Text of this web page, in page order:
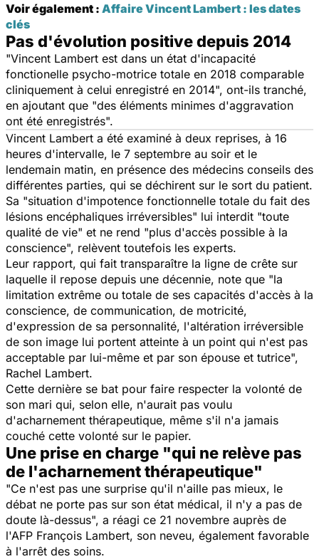
Voir également : Affaire Vincent Lambert : les dates
clés
Pas d'évolution positive depuis 2014
"Vincent Lambert est dans un état d'incapacité
fonctionelle psycho-motrice totale en 2018 comparable
cliniquement à celui enregistré en 2014", ont-ils tranché,
en ajoutant que "des éléments minimes d'aggravation
ont été enregistrés".
Vincent Lambert a été examiné à deux reprises, à 16
heures d'intervalle, le 7 septembre au soir et le
lendemain matin, en présence des médecins conseils des
différentes parties, qui se déchirent sur le sort du patient.
Sa "situation d'impotence fonctionnelle totale du fait des
lésions encéphaliques irréversibles" lui interdit "toute
qualité de vie" et ne rend "plus d'accès possible à la
conscience", relèvent toutefois les experts.
Leur rapport, qui fait transparaître la ligne de crête sur
laquelle il repose depuis une décennie, note que "la
limitation extrême ou totale de ses capacités d'accès à la
conscience, de communication, de motricité,
d'expression de sa personnalité, l'altération irréversible
de son image lui portent atteinte à un point qui n'est pas
acceptable par lui-même et par son épouse et tutrice",
Rachel Lambert.
Cette dernière se bat pour faire respecter la volonté de
son mari qui, selon elle, n'aurait pas voulu
d'acharnement thérapeutique, même s'il n'a jamais
couché cette volonté sur le papier.
Une prise en charge "qui ne relève pas
de l'acharnement thérapeutique"
"Ce n'est pas une surprise qu'il n'aille pas mieux, le
débat ne porte pas sur son état médical, il n'y a pas de
doute là-dessus", a réagi ce 21 novembre auprès de
l'AFP François Lambert, son neveu, également favorable
à l'arrêt des soins.